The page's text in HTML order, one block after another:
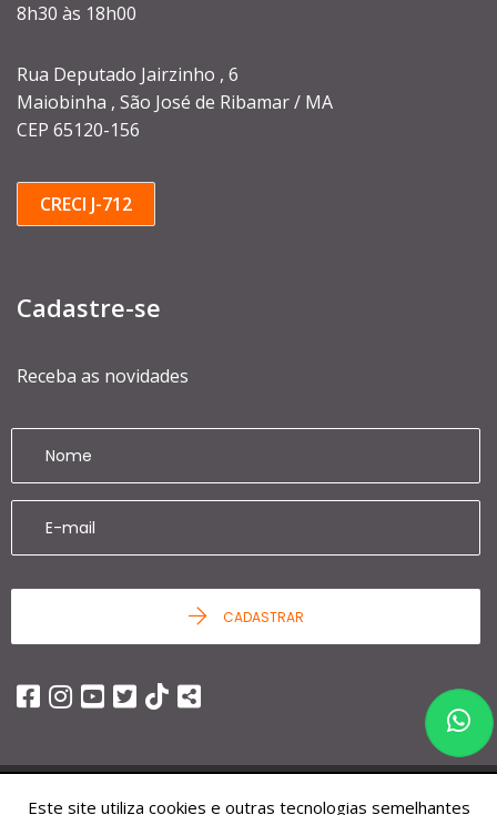
8h30 às 18h00
Rua Deputado Jairzinho , 6
Maiobinha , São José de Ribamar / MA
CEP 65120-156
CRECI J-712
Cadastre-se
Receba as novidades
CADASTRAR
Este site utiliza cookies e outras tecnologias semelhantes